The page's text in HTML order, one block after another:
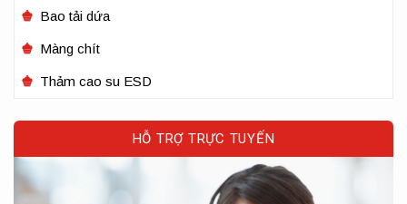
Bao tải dứa
Màng chít
Thảm cao su ESD
HỖ TRỢ TRỰC TUYẾN